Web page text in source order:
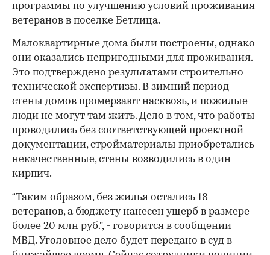
программы по улучшению условий проживания
ветеранов в поселке Бетлица.
Малоквартирные дома были построены, однако
они оказались непригодными для проживания.
Это подтверждено результатами строительно-
технической экспертизы. В зимний период
стены домов промерзают насквозь, и пожилые
люди не могут там жить. Дело в том, что работы
проводились без соответствующей проектной
документации, стройматериалы приобретались
некачественные, стены возводились в один
кирпич.
“Таким образом, без жилья остались 18
ветеранов, а бюджету нанесен ущерб в размере
более 20 млн руб.", - говорится в сообщении
МВД. Уголовное дело будет передано в суд в